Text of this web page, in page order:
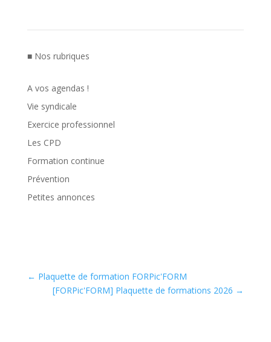
■ Nos rubriques
A vos agendas !
Vie syndicale
Exercice professionnel
Les CPD
Formation continue
Prévention
Petites annonces
← Plaquette de formation FORPic'FORM
[FORPic'FORM] Plaquette de formations 2026 →